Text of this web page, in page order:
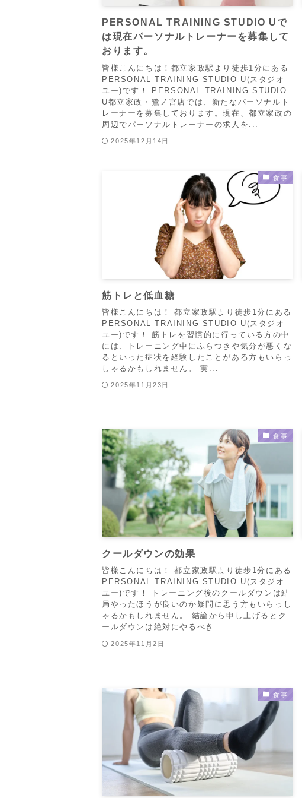
PERSONAL TRAINING STUDIO Uで
は現在パーソナルトレーナーを募集して
おります。
皆様こんにちは！都立家政駅より徒歩1分にある
PERSONAL TRAINING STUDIO U(スタジオ
ユー)です！ PERSONAL TRAINING STUDIO
U都立家政・鷺ノ宮店では、新たなパーソナルト
レーナーを募集しております。現在、都立家政の
周辺でパーソナルトレーナーの求人を...
2025年12月14日
食事
筋トレと低血糖
皆様こんにちは！ 都立家政駅より徒歩1分にある
PERSONAL TRAINING STUDIO U(スタジオ
ユー)です！ 筋トレを習慣的に行っている方の中
には、トレーニング中にふらつきや気分が悪くな
るといった症状を経験したことがある方もいらっ
しゃるかもしれません。 実...
2025年11月23日
食事
クールダウンの効果
皆様こんにちは！ 都立家政駅より徒歩1分にある
PERSONAL TRAINING STUDIO U(スタジオ
ユー)です！ トレーニング後のクールダウンは結
局やったほうが良いのか疑問に思う方もいらっし
ゃるかもしれません。 結論から申し上げるとク
ールダウンは絶対にやるべき...
2025年11月2日
食事